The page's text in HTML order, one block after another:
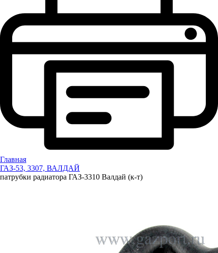
Главная
ГАЗ-53, 3307, ВАЛДАЙ
патрубки радиатора ГАЗ-3310 Валдай (к-т)